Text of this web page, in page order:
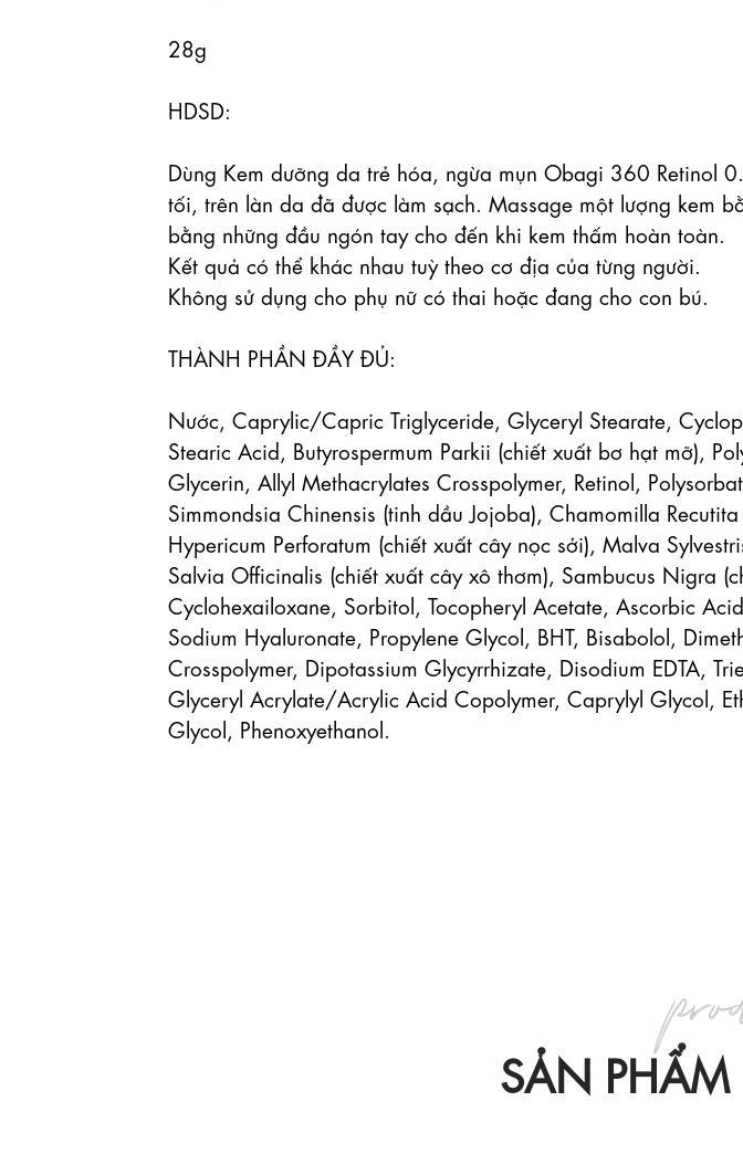
28g
HDSD:
Dùng Kem dưỡng da trẻ hóa, ngừa mụn Obagi 360 Retinol
tối, trên làn da đã được làm sạch. Massage một lượng kem
bằng những đầu ngón tay cho đến khi kem thấm hoàn toàn.
Kết quả có thể khác nhau tuỳ theo cơ địa của từng người.
Không sử dụng cho phụ nữ có thai hoặc đang cho con bú.
THÀNH PHẦN ĐẦY ĐỦ:
Nước, Caprylic/Capric Triglyceride, Glyceryl Stearate,
Stearic Acid, Butyrospermum Parkii (chiết xuất bơ hạt mỡ),
Glycerin, Allyl Methacrylates Crosspolymer, Retinol,
Simmondsia Chinensis (tinh dầu Jojoba), Chamomilla
Hypericum Perforatum (chiết xuất cây nọc sởi), Malva
Salvia Officinalis (chiết xuất cây xô thơm), Sambucus Nigra
Cyclohexailoxane, Sorbitol, Tocopheryl Acetate, Ascorbic
Sodium Hyaluronate, Propylene Glycol, BHT, Bisabolol,
Crosspolymer, Dipotassium Glycyrrhizate, Disodium EDTA,
Glyceryl Acrylate/Acrylic Acid Copolymer, Caprylyl Glycol,
Glycol, Phenoxyethanol.
SẢN